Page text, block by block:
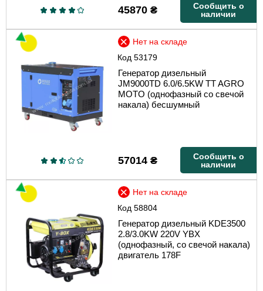
45870₴
Сообщить о
наличии
Код53179
Нет на складе
Генератор дизельный
JM9000TD 6.0/6.5KW TT AGRO
MOTO (однофазный со свечой
накала) бесшумный
57014₴
Сообщить о
наличии
Код58804
Нет на складе
Генератор дизельный KDE3500
2.8/3.0KW 220V YBX
(однофазный, со свечой накала)
двигатель 178F